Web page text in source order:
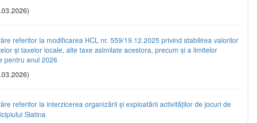
referitor la modificarea HCL nr. 559/19.12.2025 privind stabilirea valorilor
și taxelor locale, alte taxe asimilate acestora, precum și a limitelor
pentru anul 2026
referitor la interzicerea organizării și exploatării activităților de jocuri de
Slatina